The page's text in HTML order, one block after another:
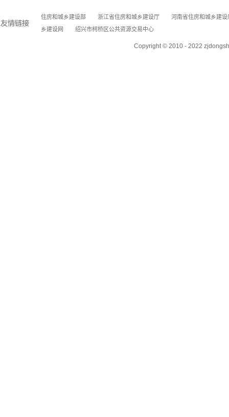
住房和城乡建设部 浙江省住房和城乡建设厅
河南省住房和城乡建设
乡建设网
绍兴市柯桥区公共资源交易中心
Copyright © 2010 - 2022